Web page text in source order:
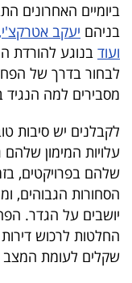
שיתופי
פעולה
דרושים
ניוזלטרים
מייל
ביומיים האחרונים
בניהם יעקב
ועוד בנוגע להורדת
לבחור בדרך של
מסבירים למה הנגיד
לקבלנים יש סיבות
עלויות המימון שלהם
שלהם בפרויקטים,
הסחורות הגבוהים,
יושבים על הגדר.
החלטות לרכוש
שקלים לעומת